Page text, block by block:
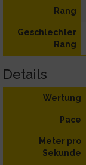
Rang
Geschlechter
Rang
Details
Wertung
Pace
Meter pro
Sekunde